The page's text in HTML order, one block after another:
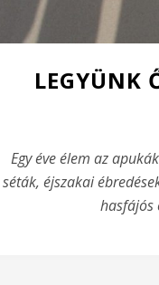
LEGYÜNK
Egy éve élem az
séták, éjszakai
hasfájós